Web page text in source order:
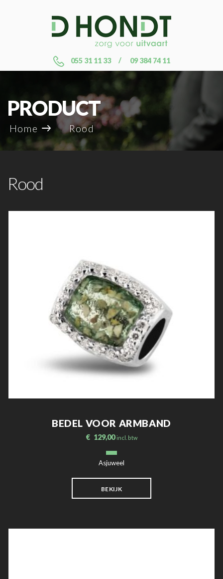
055 31 11 33 09 384 74 11
PRODUCT
Home Rood
Rood
BEDEL VOOR ARMBAND
€ 129,00 incl. btw
Asjuweel
BEKIJK